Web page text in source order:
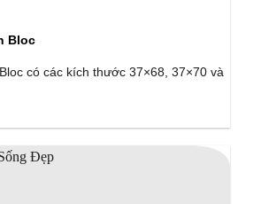
Bloc
có các kích thước 37×68, 37×70 và